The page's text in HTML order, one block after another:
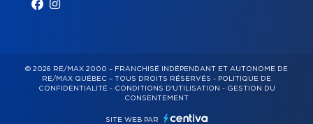
© 2026 RE/MAX 2000 – FRANCHISÉ INDÉPENDANT ET AUTONOME DE
RE/MAX QUÉBEC – TOUS DROITS RÉSERVÉS - POLITIQUE DE
CONFIDENTIALITÉ- CONDITIONS D'UTILISATION - GESTION DU
CONSENTEMENT
SITE WEB PAR